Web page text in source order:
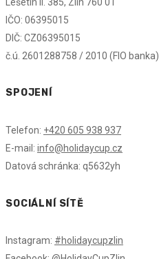
IČO: 06395015
DIČ: CZ06395015
č.ú. 2601288758 / 2010 (FIO banka)
SPOJENÍ
Telefon: +420 605 938 937
E-mail: info@holidaycup.cz
Datová schránka: q5632yh
SOCIÁLNÍ SÍTĚ
Instagram: #holidaycupzlin